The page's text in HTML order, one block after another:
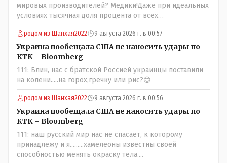
мировых производителей? Медики!Даже при идеальных
условиях тысячная доля процента от всех
вакцинированных может иметь плохие последствия от
прививки. Бумага нужна как защита от дол.....бов не
дружащих с школьными курсами предметов, в
частности биологии и математики. Vlad Kostanai: Поэтому
люди и отказываются и я в том числе своих не
прививал.Лично я вам и тем другим людям благодарен.
Добровольные действия направленные на сокращение
частотности появления в популяции соответствующих
комбинаций генов заслуживают благодарности. Мы и
без того основательно загубили нормальный
естественный отбор.
родом из Шанхая2022 9 августа 2026 г. в 00:57
Украина пообещала США не наносить удары по
КТК – Bloomberg
111: Блин, нас с братской Россией украинцы поставили
на колени.....на горох,гречку или рис?😊
родом из Шанхая2022 9 августа 2026 г. в 00:56
Украина пообещала США не наносить удары по
КТК – Bloomberg
111: наш русский мир нас не спасает, к которому
принадлежу и я.........хамелеоны известны своей
способностью менять окраску тела....